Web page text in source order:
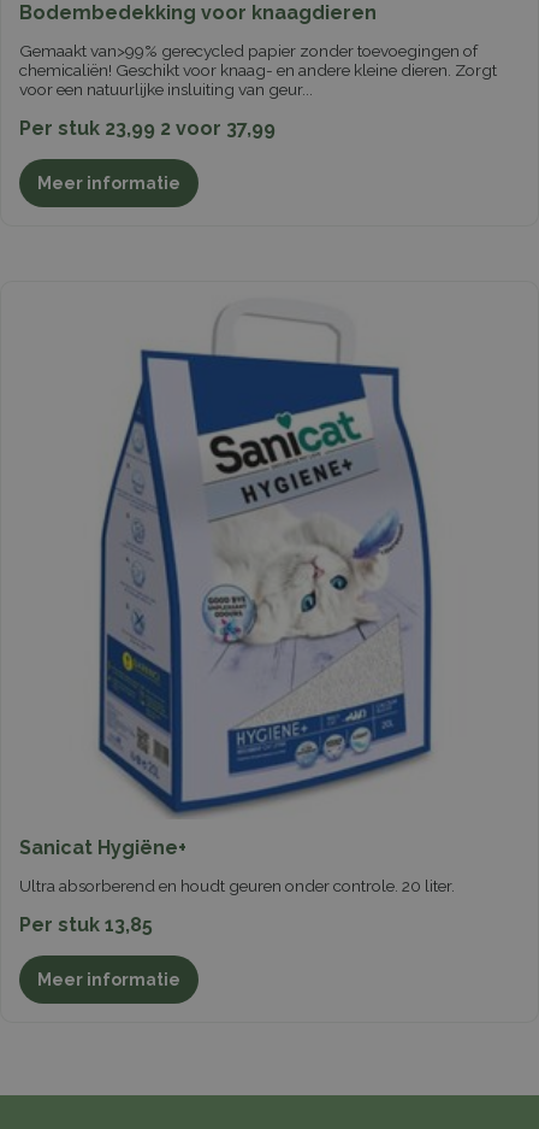
Bodembedekking voor knaagdieren
Gemaakt van>99% gerecycled papier zonder toevoegingen of
chemicaliën! Geschikt voor knaag- en andere kleine dieren. Zorgt
voor een natuurlijke insluiting van geur...
Per stuk 23,99 2 voor 37,99
Meer informatie
Sanicat Hygiëne+
Ultra absorberend en houdt geuren onder controle. 20 liter.
Per stuk 13,85
Meer informatie